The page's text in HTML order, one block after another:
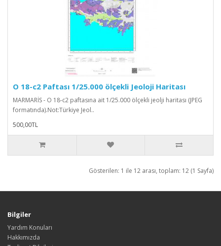
O 18-c2 Paftası 1/25.000 ölçekli Jeoloji Haritası
MARMARİS - O 18-c2 paftasına ait 1/25.000 ölçekli jeolji haritası (JPEG
formatında).Not:Türkiye Jeol..
500,00TL
Gösterilen: 1 ile 12 arası, toplam: 12 (1 Sayfa)
Bilgiler
Yardım Konuları
Hakkımızda